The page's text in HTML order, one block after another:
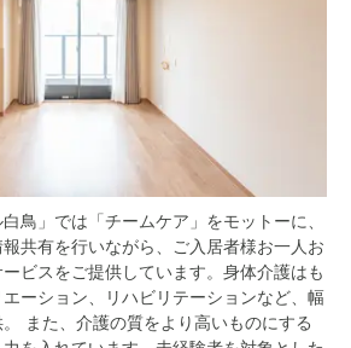
鳥」では「チームケア」をモットーに、
共有を行いながら、ご入居者様お一人お
ビスをご提供しています。身体介護はも
ーション、リハビリテーションなど、幅
また、介護の質をより高いものにする